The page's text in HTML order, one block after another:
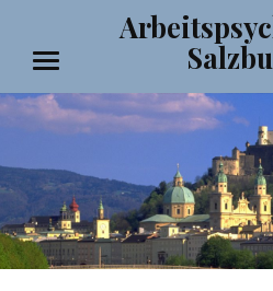
springenMENÜ